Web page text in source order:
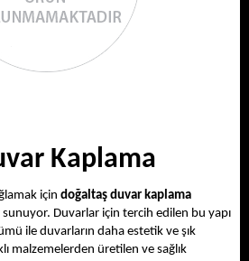
Kaplama
için doğaltaş duvar kaplama
Duvarlar için tercih edilen bu yapı
ile duvarların daha estetik ve şık
malzemelerden üretilen ve sağlık